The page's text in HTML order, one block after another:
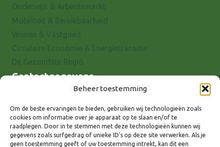
Beheer toestemming
Om de beste ervaringen te bieden, gebruiken wij technologieën zoals
cookies om informatie over je apparaat op te slaan en/of te
raadplegen. Door in te stemmen met deze technologieën kunnen wij
gegevens zoals surfgedrag of unieke ID's op deze site verwerken. Als je
geen toestemming geeft of uw toestemming intrekt, kan dit een
Contactgegevens
7001 EX Doetinchem
E-mail: info@8rhk.nl
Telefoonnummers